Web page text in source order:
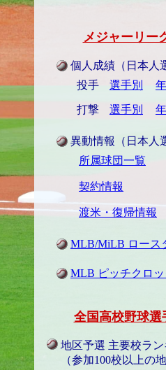
メジャーリー
個人成績（日本人
投手
選手別
打撃 選手別
異動情報（日本人
所属球団一覧
契約情報
渡米・復帰情報
MLB/MiLB ロース
MLB ピッチクロ
全国高校野球選
地区予選 主要校ラ
（参加100校以上の